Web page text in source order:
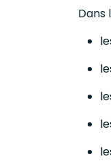
Dans